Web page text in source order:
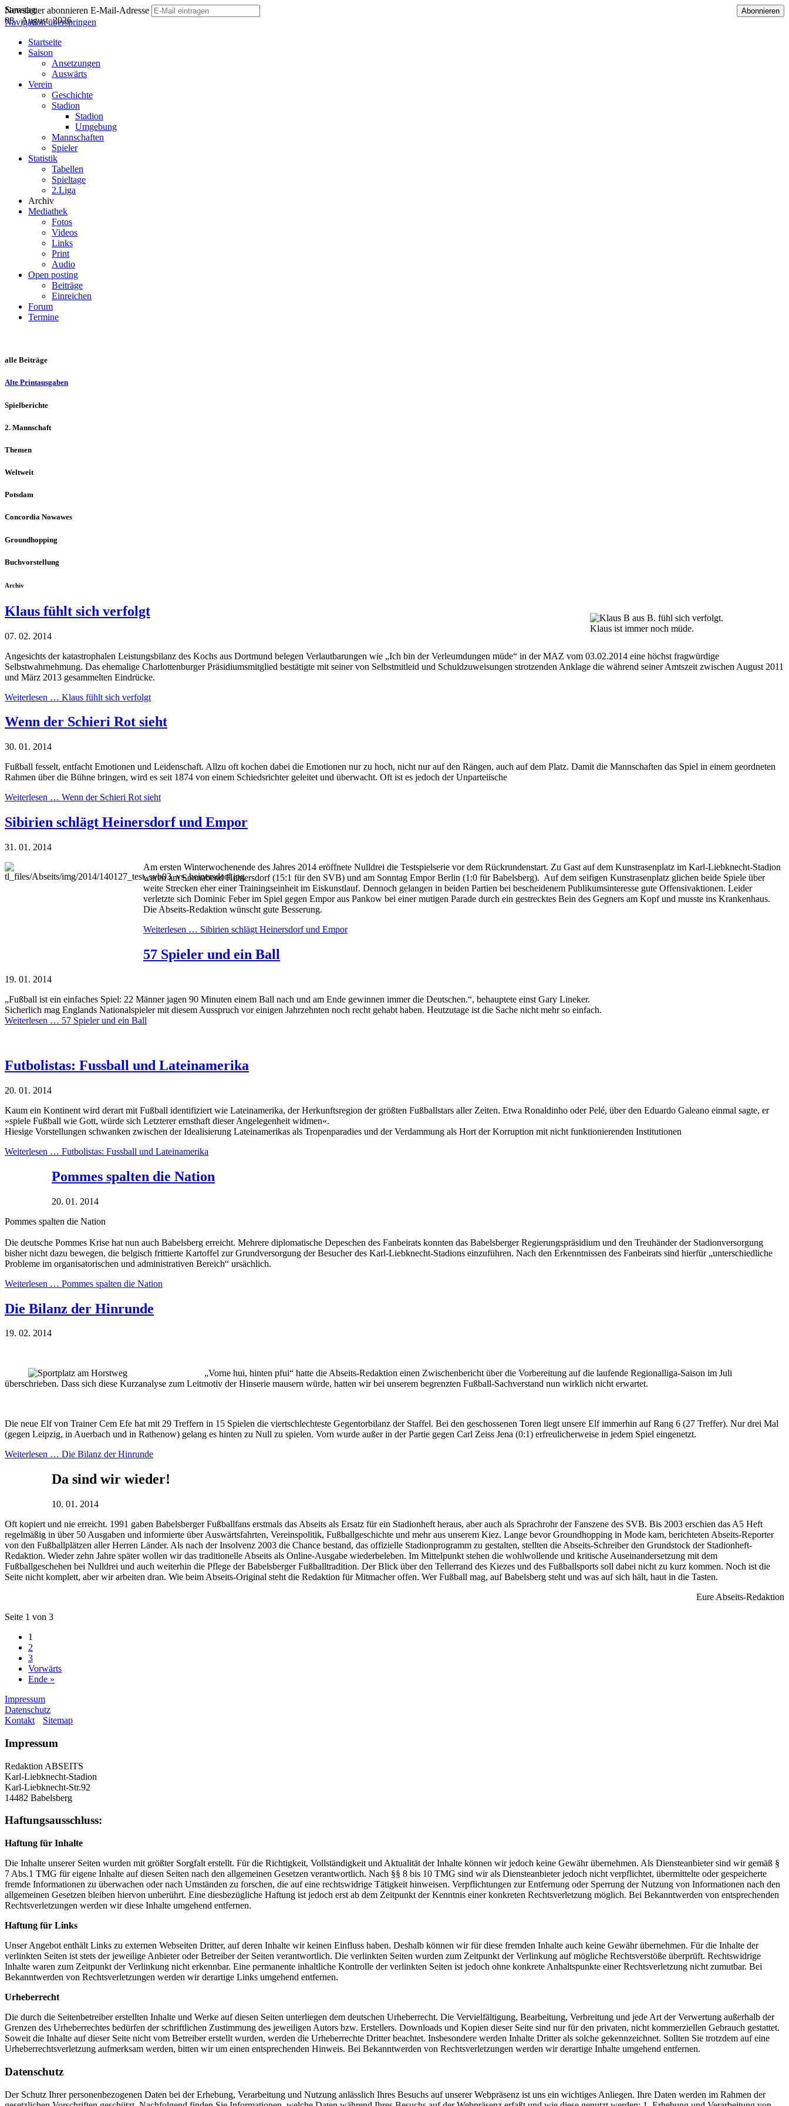
Samstag
08. August 2026
Newsletter abonnieren E-Mail-Adresse
Navigation überspringen
Startseite
Saison
Ansetzungen
Auswärts
Verein
Geschichte
Stadion
Stadion
Umgebung
Mannschaften
Spieler
Statistik
Tabellen
Spieltage
2.Liga
Archiv
Mediathek
Fotos
Videos
Links
Print
Audio
Open posting
Beiträge
Einreichen
Forum
Termine
alle Beiträge
Alte Printausgaben
Spielberichte
2. Mannschaft
Themen
Weltweit
Potsdam
Concordia Nowawes
Groundhopping
Buchvorstellung
Archiv
Klaus ist immer noch müde.
Klaus fühlt sich verfolgt
07. 02. 2014
Angesichts der katastrophalen Leistungsbilanz des Kochs aus Dortmund belegen Verlautbarungen wie „Ich bin der Verleumdungen müde“ in der MAZ vom 03.02.2014 eine höchst fragwürdige
Selbstwahrnehmung. Das ehemalige Charlottenburger Präsidiumsmitglied bestätigte mit seiner von Selbstmitleid und Schuldzuweisungen strotzenden Anklage die während seiner Amtszeit zwischen August 2011
und März 2013 gesammelten Eindrücke.
Weiterlesen … Klaus fühlt sich verfolgt
Wenn der Schieri Rot sieht
30. 01. 2014
Fußball fesselt, entfacht Emotionen und Leidenschaft. Allzu oft kochen dabei die Emotionen nur zu hoch, nicht nur auf den Rängen, auch auf dem Platz. Damit die Mannschaften das Spiel in einem geordneten
Rahmen über die Bühne bringen, wird es seit 1874 von einem Schiedsrichter geleitet und überwacht. Oft ist es jedoch der Unparteiische
Weiterlesen … Wenn der Schieri Rot sieht
Sibirien schlägt Heinersdorf und Empor
31. 01. 2014
Am ersten Winterwochenende des Jahres 2014 eröffnete Nulldrei die Testspielserie vor dem Rückrundenstart. Zu Gast auf dem Kunstrasenplatz im Karl-Liebknecht-Stadion
waren am Sonnabend Heinersdorf (15:1 für den SVB) und am Sonntag Empor Berlin (1:0 für Babelsberg). Auf dem seifigen Kunstrasenplatz glichen beide Spiele über
weite Strecken eher einer Trainingseinheit im Eiskunstlauf. Dennoch gelangen in beiden Partien bei bescheidenem Publikumsinteresse gute Offensivaktionen. Leider
verletzte sich Dominic Feber im Spiel gegen Empor aus Pankow bei einer mutigen Parade durch ein gestrecktes Bein des Gegners am Kopf und musste ins Krankenhaus.
Die Abseits-Redaktion wünscht gute Besserung.
Weiterlesen … Sibirien schlägt Heinersdorf und Empor
57 Spieler und ein Ball
19. 01. 2014
„Fußball ist ein einfaches Spiel: 22 Männer jagen 90 Minuten einem Ball nach und am Ende gewinnen immer die Deutschen.“, behauptete einst Gary Lineker.
Sicherlich mag Englands Nationalspieler mit diesem Ausspruch vor einigen Jahrzehnten noch recht gehabt haben. Heutzutage ist die Sache nicht mehr so einfach.
Weiterlesen … 57 Spieler und ein Ball
Futbolistas: Fussball und Lateinamerika
20. 01. 2014
Kaum ein Kontinent wird derart mit Fußball identifiziert wie Lateinamerika, der Herkunftsregion der größten Fußballstars aller Zeiten. Etwa Ronaldinho oder Pelé, über den Eduardo Galeano einmal sagte, er
»spiele Fußball wie Gott, würde sich Letzterer ernsthaft dieser Angelegenheit widmen«.
Hiesige Vorstellungen schwanken zwischen der Idealisierung Lateinamerikas als Tropenparadies und der Verdammung als Hort der Korruption mit nicht funktionierenden Institutionen
Weiterlesen … Futbolistas: Fussball und Lateinamerika
Pommes spalten die Nation
20. 01. 2014
Pommes spalten die Nation
Die deutsche Pommes Krise hat nun auch Babelsberg erreicht. Mehrere diplomatische Depeschen des Fanbeirats konnten das Babelsberger Regierungspräsidium und den Treuhänder der Stadionversorgung
bisher nicht dazu bewegen, die belgisch frittierte Kartoffel zur Grundversorgung der Besucher des Karl-Liebknecht-Stadions einzuführen. Nach den Erkenntnissen des Fanbeirats sind hierfür „unterschiedliche
Probleme im organisatorischen und administrativen Bereich“ ursächlich.
Weiterlesen … Pommes spalten die Nation
Die Bilanz der Hinrunde
19. 02. 2014
„Vorne hui, hinten pfui“ hatte die Abseits-Redaktion einen Zwischenbericht über die Vorbereitung auf die laufende Regionalliga-Saison im Juli
überschrieben. Dass sich diese Kurzanalyse zum Leitmotiv der Hinserie mausern würde, hatten wir bei unserem begrenzten Fußball-Sachverstand nun wirklich nicht erwartet.
Die neue Elf von Trainer Cem Efe hat mit 29 Treffern in 15 Spielen die viertschlechteste Gegentorbilanz der Staffel. Bei den geschossenen Toren liegt unsere Elf immerhin auf Rang 6 (27 Treffer). Nur drei Mal
(gegen Leipzig, in Auerbach und in Rathenow) gelang es hinten zu Null zu spielen. Vorn wurde außer in der Partie gegen Carl Zeiss Jena (0:1) erfreulicherweise in jedem Spiel eingenetzt.
Weiterlesen … Die Bilanz der Hinrunde
Da sind wir wieder!
10. 01. 2014
Oft kopiert und nie erreicht. 1991 gaben Babelsberger Fußballfans erstmals das Abseits als Ersatz für ein Stadionheft heraus, aber auch als Sprachrohr der Fanszene des SVB. Bis 2003 erschien das A5 Heft
regelmäßig in über 50 Ausgaben und informierte über Auswärtsfahrten, Vereinspolitik, Fußballgeschichte und mehr aus unserem Kiez. Lange bevor Groundhopping in Mode kam, berichteten Abseits-Reporter
von den Fußballplätzen aller Herren Länder. Als nach der Insolvenz 2003 die Chance bestand, das offizielle Stadionprogramm zu gestalten, stellten die Abseits-Schreiber den Grundstock der Stadionheft-
Redaktion. Wieder zehn Jahre später wollen wir das traditionelle Abseits als Online-Ausgabe wiederbeleben. Im Mittelpunkt stehen die wohlwollende und kritische Auseinandersetzung mit dem
Fußballgeschehen bei Nulldrei und auch weiterhin die Pflege der Babelsberger Fußballtradition. Der Blick über den Tellerrand des Kiezes und des Fußballsports soll dabei nicht zu kurz kommen. Noch ist die
Seite nicht komplett, aber wir arbeiten dran. Wie beim Abseits-Original steht die Redaktion für Mitmacher offen. Wer Fußball mag, auf Babelsberg steht und was auf sich hält, haut in die Tasten.
Eure Abseits-Redaktion
Seite 1 von 3
1
2
3
Vorwärts
Ende »
Impressum
Datenschutz
Kontakt
Sitemap
Impressum
Redaktion ABSEITS
Karl-Liebknecht-Stadion
Karl-Liebknecht-Str.92
14482 Babelsberg
Haftungsausschluss:
Haftung für Inhalte
Die Inhalte unserer Seiten wurden mit größter Sorgfalt erstellt. Für die Richtigkeit, Vollständigkeit und Aktualität der Inhalte können wir jedoch keine Gewähr übernehmen. Als Diensteanbieter sind wir gemäß §
7 Abs.1 TMG für eigene Inhalte auf diesen Seiten nach den allgemeinen Gesetzen verantwortlich. Nach §§ 8 bis 10 TMG sind wir als Diensteanbieter jedoch nicht verpflichtet, übermittelte oder gespeicherte
fremde Informationen zu überwachen oder nach Umständen zu forschen, die auf eine rechtswidrige Tätigkeit hinweisen. Verpflichtungen zur Entfernung oder Sperrung der Nutzung von Informationen nach den
allgemeinen Gesetzen bleiben hiervon unberührt. Eine diesbezügliche Haftung ist jedoch erst ab dem Zeitpunkt der Kenntnis einer konkreten Rechtsverletzung möglich. Bei Bekanntwerden von entsprechenden
Rechtsverletzungen werden wir diese Inhalte umgehend entfernen.
Haftung für Links
Unser Angebot enthält Links zu externen Webseiten Dritter, auf deren Inhalte wir keinen Einfluss haben. Deshalb können wir für diese fremden Inhalte auch keine Gewähr übernehmen. Für die Inhalte der
verlinkten Seiten ist stets der jeweilige Anbieter oder Betreiber der Seiten verantwortlich. Die verlinkten Seiten wurden zum Zeitpunkt der Verlinkung auf mögliche Rechtsverstöße überprüft. Rechtswidrige
Inhalte waren zum Zeitpunkt der Verlinkung nicht erkennbar. Eine permanente inhaltliche Kontrolle der verlinkten Seiten ist jedoch ohne konkrete Anhaltspunkte einer Rechtsverletzung nicht zumutbar. Bei
Bekanntwerden von Rechtsverletzungen werden wir derartige Links umgehend entfernen.
Urheberrecht
Die durch die Seitenbetreiber erstellten Inhalte und Werke auf diesen Seiten unterliegen dem deutschen Urheberrecht. Die Vervielfältigung, Bearbeitung, Verbreitung und jede Art der Verwertung außerhalb der
Grenzen des Urheberrechtes bedürfen der schriftlichen Zustimmung des jeweiligen Autors bzw. Erstellers. Downloads und Kopien dieser Seite sind nur für den privaten, nicht kommerziellen Gebrauch gestattet.
Soweit die Inhalte auf dieser Seite nicht vom Betreiber erstellt wurden, werden die Urheberrechte Dritter beachtet. Insbesondere werden Inhalte Dritter als solche gekennzeichnet. Sollten Sie trotzdem auf eine
Urheberrechtsverletzung aufmerksam werden, bitten wir um einen entsprechenden Hinweis. Bei Bekanntwerden von Rechtsverletzungen werden wir derartige Inhalte umgehend entfernen.
Datenschutz
Der Schutz Ihrer personenbezogenen Daten bei der Erhebung, Verarbeitung und Nutzung anlässlich Ihres Besuchs auf unserer Webpräsenz ist uns ein wichtiges Anliegen. Ihre Daten werden im Rahmen der